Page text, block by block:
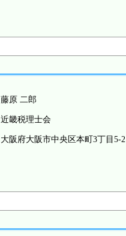
藤原 二郎
近畿税理士会
大阪府大阪市中央区本町3丁目5-2